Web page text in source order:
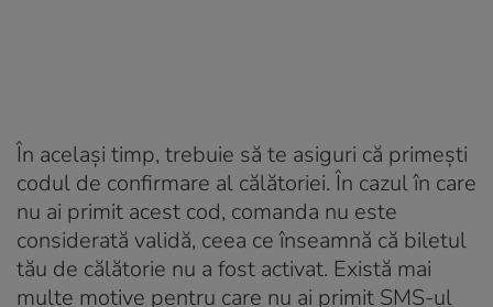
În același timp, trebuie să te asiguri că primești
codul de confirmare al călătoriei. În cazul în care
nu ai primit acest cod, comanda nu este
considerată validă, ceea ce înseamnă că biletul
tău de călătorie nu a fost activat. Există mai
multe motive pentru care nu ai primit SMS-ul